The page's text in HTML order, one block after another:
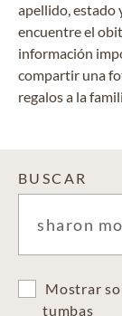
apellido, estado
encuentre el
información
compartir una
regalos a la
BUSCAR
Mostrar
tumbas